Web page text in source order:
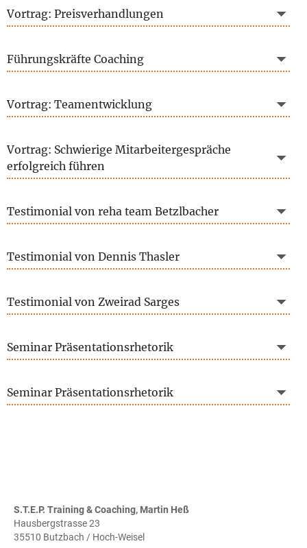
Vortrag: Preisverhandlungen
Führungskräfte Coaching
Vortrag: Teamentwicklung
Vortrag: Schwierige Mitarbeitergespräche
erfolgreich führen
Testimonial von reha team Betzlbacher
Testimonial von Dennis Thasler
Testimonial von Zweirad Sarges
Seminar Präsentationsrhetorik
Seminar Präsentationsrhetorik
S.T.E.P. Training & Coaching, Martin Heß
Hausbergstrasse 23
35510 Butzbach / Hoch-Weisel